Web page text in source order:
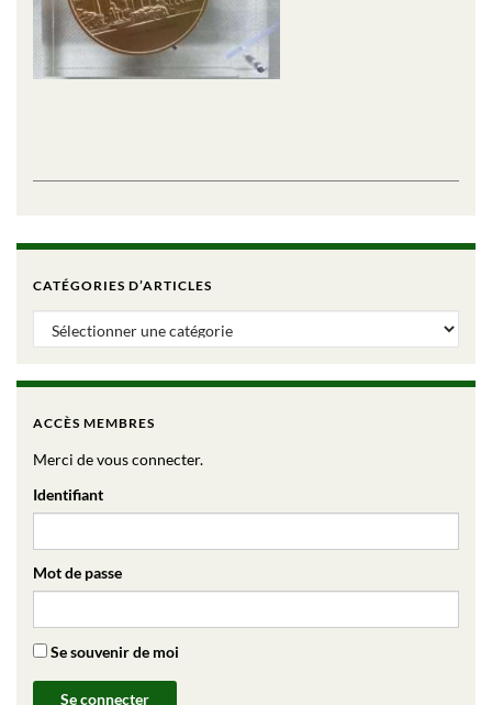
CATÉGORIES D’ARTICLES
Catégories d’articles
ACCÈS MEMBRES
Merci de vous connecter.
Identifiant
Mot de passe
Se souvenir de moi